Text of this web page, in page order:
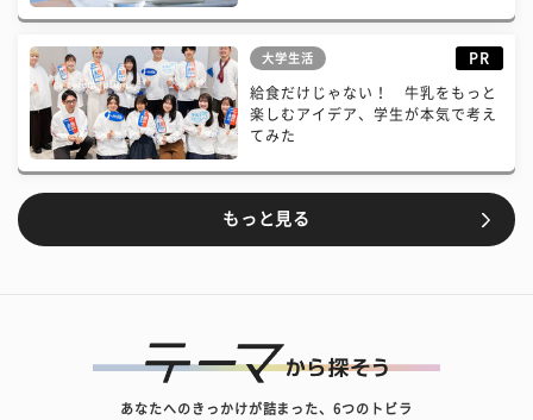
大学生活 PR
給食だけじゃない！ 牛乳をもっと
楽しむアイデア、学生が本気で考え
てみた
もっと見る
あなたへのきっかけが詰まった、6つのトビラ